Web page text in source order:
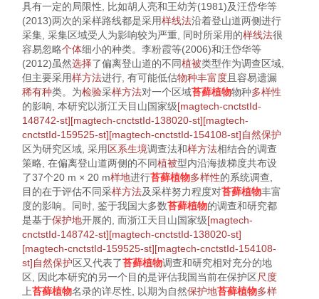
具有一定的局限性, 比如胡人亮和王幼芳(1981)及汪岱华等
(2013)两次的采样路线都是采用样线法沿着登山道两侧进行
采集, 采集区域受人为影响较为严重, 同时所采用的样线法很
容易忽略个体细小的种类。李粉霞等(2006)和汪岱华等
(2012)虽然选择了偏离登山道的不同植被类型作为调查区域,
但主要采用样方法进行, 有可能低估物种丰富度 且容易遗漏
稀有种类。为检验采样方法对一个区域苔藓植物物种多样性
的影响, 本研究以浙江天目山国家级[magtech-cnctstId-
148742-st][magtech-cnctstId-138020-st][magtech-
cnctstId-159525-st][magtech-cnctstId-154108-st]自然保护
区为研究区域, 采用 区系生境调查法和样方法相结合的调查
策略, 在偏离登山道两侧的不同植被型内沿海拔梯度共布设
了37个20 m × 20 m样地进行苔藓植物多样性的系统调查,
目的在于评估不同采样方法及采样努力程度对苔藓植物丰富
度的影响。同时, 鉴于我国大多数苔藓植物的调查和研究都
是基于保护地开展的, 而浙江天目山国家级[magtech-
cnctstId-148742-st][magtech-cnctstId-138020-st]
[magtech-cnctstId-159525-st][magtech-cnctstId-154108-
st]自然保护区又代表了苔藓植物调查和研究相对充分的地
区, 因此本研究的另一个目的是评估我国当前在保护区尺度
上苔藓植物名录的详尽性, 以期为自然保护地苔藓植物多样